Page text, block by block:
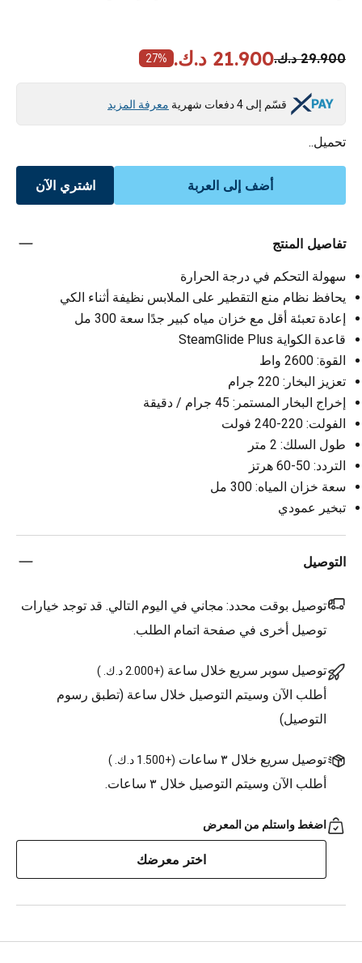
29.900 د.ك. 21.900 د.ك. 27%
قسّم إلى 4 دفعات شهرية معرفة المزيد
تحميل..
أضف إلى العربة اشتري الآن
تفاصيل المنتج
سهولة التحكم في درجة الحرارة
يحافظ نظام منع التقطير على الملابس نظيفة أثناء الكي
إعادة تعبئة أقل مع خزان مياه كبير جدًا سعة 300 مل
قاعدة الكواية SteamGlide Plus
القوة: 2600 واط
تعزيز البخار: 220 جرام
إخراج البخار المستمر: 45 جرام / دقيقة
الفولت: 220-240 فولت
طول السلك: 2 متر
التردد: 50-60 هرتز
سعة خزان المياه: 300 مل
تبخير عمودي
التوصيل
توصيل بوقت محدد: مجاني في اليوم التالي. قد توجد خيارات
توصيل أخرى في صفحة اتمام الطلب.
توصيل سوبر سريع خلال ساعة (+2.000 د.ك. )
أطلب الآن وسيتم التوصيل خلال ساعة (تطبق رسوم
التوصيل)
توصيل سريع خلال ٣ ساعات (+1.500 د.ك. )
أطلب الآن وسيتم التوصيل خلال ٣ ساعات.
اضغط واستلم من المعرض
اختر معرضك